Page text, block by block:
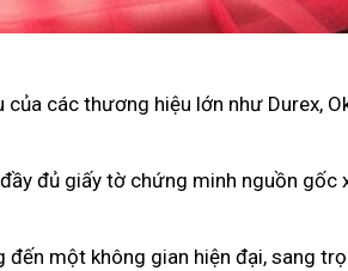
các thương hiệu lớn như Durex,
đủ giấy tờ chứng minh nguồn gốc
đến một không gian hiện đại, sang